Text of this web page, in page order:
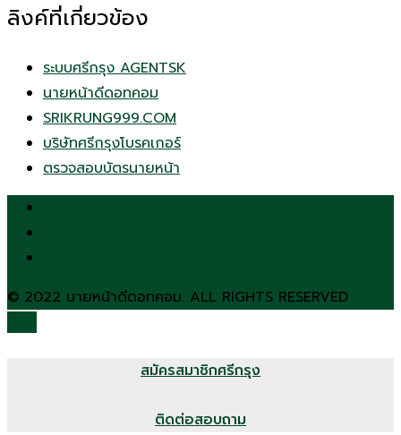
ลิงค์ที่เกี่ยวข้อง
ระบบศรีกรุง AGENTSK
นายหน้าดีดอทคอม
SRIKRUNG999.COM
บริษัทศรีกรุงโบรคเกอร์
ตรวจสอบบัตรนายหน้า
© 2022 นายหน้าดีดอทคอม. ALL RIGHTS RESERVED
สมัครสมาชิกศรีกรุง
ติดต่อสอบถาม